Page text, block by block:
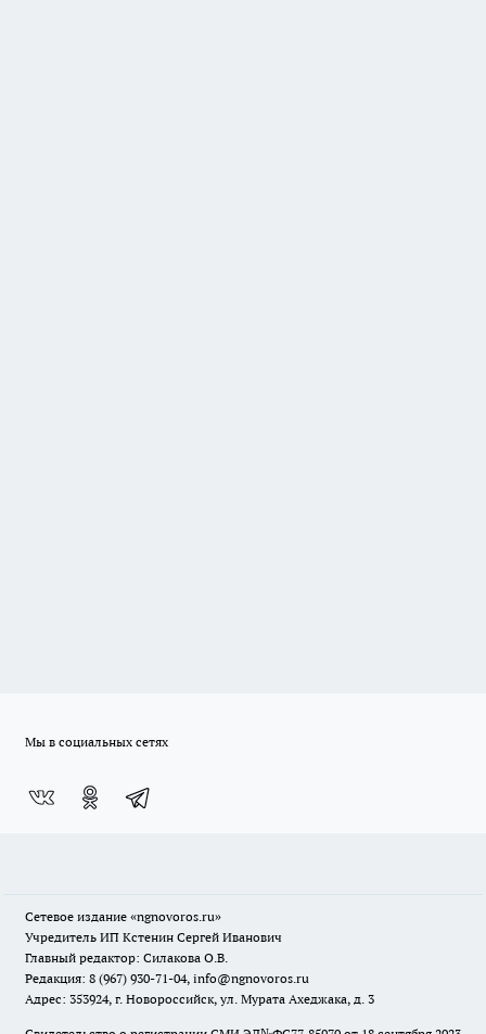
Мы в социальных сетях
Сетевое издание «ngnovoros.ru»
Учредитель ИП Кстенин Сергей Иванович
Главный редактор: Силакова О.В.
Редакция: 8 (967) 930-71-04, info@ngnovoros.ru
Адрес: 353924, г. Новороссийск, ул. Мурата Ахеджака, д. 3